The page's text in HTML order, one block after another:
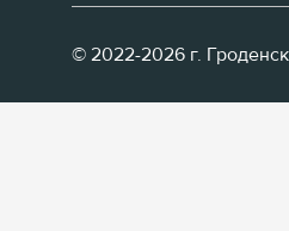
© 2022-2026 г.